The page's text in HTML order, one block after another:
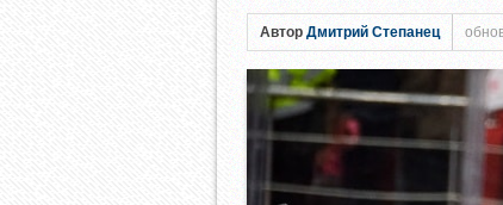
Автор Дмитрий Степанец